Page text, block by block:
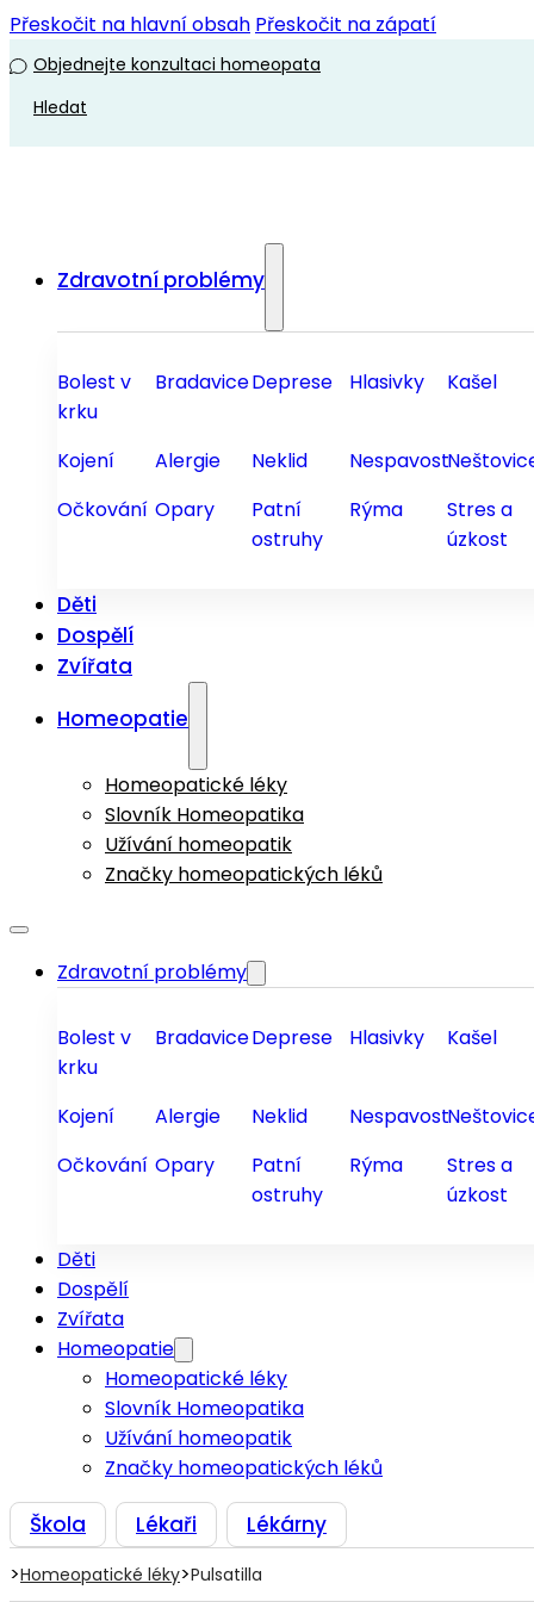
Přeskočit na hlavní obsah Přeskočit na zápatí
Objednejte konzultaci homeopata
Hledat
Zdravotní problémy
Bolest v
krku
BradaviceDeprese Hlasivky Kašel
Kojení Alergie Neklid Nespavost
Očkování Opary
Patní
ostruhy
Rýma
Stres a
úzkost
Děti
Dospělí
Zvířata
Homeopatie
Homeopatické léky
Slovník Homeopatika
Užívání homeopatik
Značky homeopatických léků
Zdravotní problémy
Bolest v
krku
BradaviceDeprese Hlasivky Kašel
Kojení Alergie Neklid Nespavost
Očkování Opary
Patní
ostruhy
Rýma
Stres a
úzkost
Děti
Dospělí
Zvířata
Homeopatie
Homeopatické léky
Slovník Homeopatika
Užívání homeopatik
Značky homeopatických léků
Škola Lékaři Lékárny
>Homeopatické léky>Pulsatilla